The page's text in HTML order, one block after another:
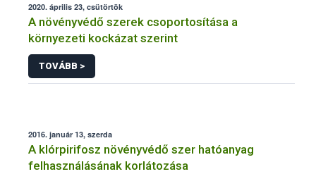
2020. április 23, csütörtök
A növényvédő szerek csoportosítása a
környezeti kockázat szerint
TOVÁBB >
2016. január 13, szerda
A klórpirifosz növényvédő szer hatóanyag
felhasználásának korlátozása